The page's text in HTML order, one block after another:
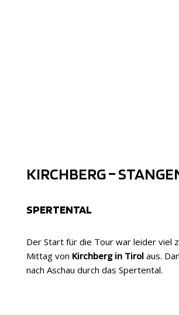
KIRCHBERG –
SPERTENTAL
Der Start für die Tour war leider viel
Mittag von Kirchberg in Tirol aus.
nach Aschau durch das Spertental.